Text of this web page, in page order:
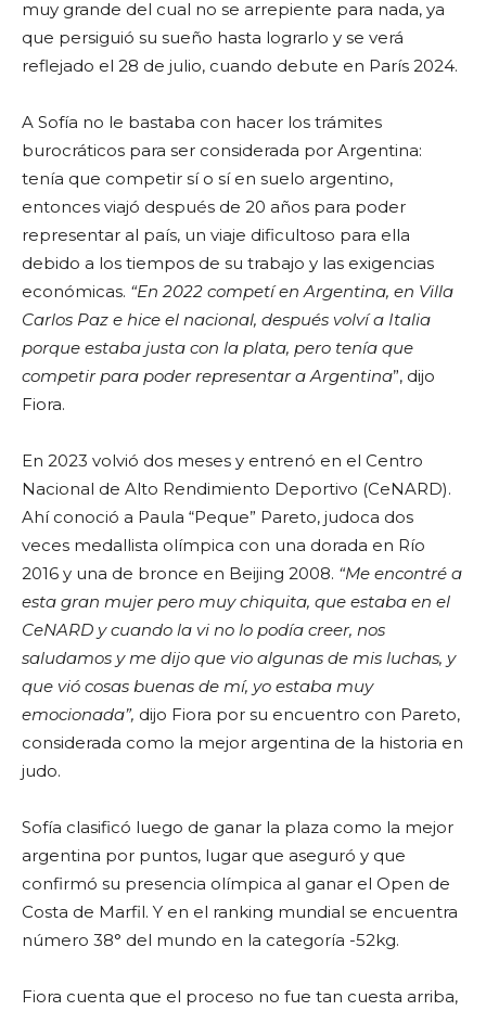
muy grande del cual no se arrepiente para nada, ya
que persiguió su sueño hasta lograrlo y se verá
reflejado el 28 de julio, cuando debute en París 2024.
A Sofía no le bastaba con hacer los trámites
burocráticos para ser considerada por Argentina:
tenía que competir sí o sí en suelo argentino,
entonces viajó después de 20 años para poder
representar al país, un viaje dificultoso para ella
debido a los tiempos de su trabajo y las exigencias
económicas. “En 2022 competí en Argentina, en Villa
Carlos Paz e hice el nacional, después volví a Italia
porque estaba justa con la plata, pero tenía que
competir para poder representar a Argentina”, dijo
Fiora.
En 2023 volvió dos meses y entrenó en el Centro
Nacional de Alto Rendimiento Deportivo (CeNARD).
Ahí conoció a Paula “Peque” Pareto, judoca dos
veces medallista olímpica con una dorada en Río
2016 y una de bronce en Beijing 2008. “Me encontré a
esta gran mujer pero muy chiquita, que estaba en el
CeNARD y cuando la vi no lo podía creer, nos
saludamos y me dijo que vio algunas de mis luchas, y
que vió cosas buenas de mí, yo estaba muy
emocionada”, dijo Fiora por su encuentro con Pareto,
considerada como la mejor argentina de la historia en
judo.
Sofía clasificó luego de ganar la plaza como la mejor
argentina por puntos, lugar que aseguró y que
confirmó su presencia olímpica al ganar el Open de
Costa de Marfil. Y en el ranking mundial se encuentra
número 38° del mundo en la categoría -52kg.
Fiora cuenta que el proceso no fue tan cuesta arriba,